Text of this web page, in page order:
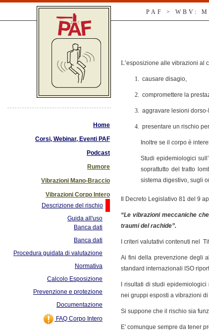
PAF > WBV:
Home
Corsi, Webinar, Eventi PAF
Podcast
Rumore
Vibrazioni Mano-Braccio
Vibrazioni Corpo Intero
Descrizione del rischio
Guida all'uso
Banca dati
Banca dati
Procedura guidata di valutazione
Normativa
Calcolo Esposizione
Prevenzione e protezione
Documentazione
FAQ Corpo Intero
L’esposizione alle vibrazioni al
causare disagio,
compromettere la
aggravare lesioni
presentare un rischio
Inoltre se il corpo è
Studi epidemiologici
soprattutto del tratto
sistema digestivo, sugli
Decreto Legislativo 81 del 9
“Le vibrazioni meccaniche
traumi del rachide”.
I criteri valutativi contenuti nel
Ai fini della prevenzione degli
standard internazionali ISO
I risultati di studi
nei gruppi esposti a vibrazioni
Si suppone che il rischio sia
E' comunque sempre da tener